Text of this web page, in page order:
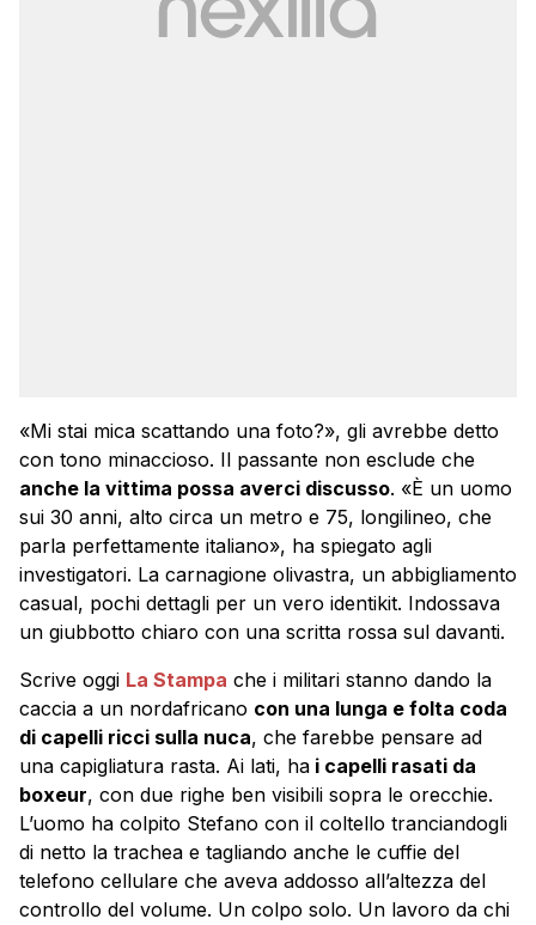
«Mi stai mica scattando una foto?», gli avrebbe detto
con tono minaccioso. Il passante non esclude che
anche la vittima possa averci discusso. «È un uomo
sui 30 anni, alto circa un metro e 75, longilineo, che
parla perfettamente italiano», ha spiegato agli
investigatori. La carnagione olivastra, un abbigliamento
casual, pochi dettagli per un vero identikit. Indossava
un giubbotto chiaro con una scritta rossa sul davanti.
Scrive oggi La Stampa che i militari stanno dando la
caccia a un nordafricano con una lunga e folta coda
di capelli ricci sulla nuca, che farebbe pensare ad
una capigliatura rasta. Ai lati, ha i capelli rasati da
boxeur, con due righe ben visibili sopra le orecchie.
L’uomo ha colpito Stefano con il coltello tranciandogli
di netto la trachea e tagliando anche le cuffie del
telefono cellulare che aveva addosso all’altezza del
controllo del volume. Un colpo solo. Un lavoro da chi